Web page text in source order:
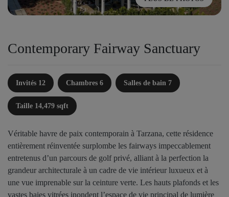
Contemporary Fairway Sanctuary
Invités 12 Chambres 6 Salles de bain 7
Taille 14,479 sqft
Véritable havre de paix contemporain à Tarzana, cette résidence
entièrement réinventée surplombe les fairways impeccablement
entretenus d’un parcours de golf privé, alliant à la perfection la
grandeur architecturale à un cadre de vie intérieur luxueux et à
une vue imprenable sur la ceinture verte. Les hauts plafonds et les
vastes baies vitrées inondent l’espace de vie principal de lumière